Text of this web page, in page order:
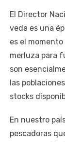
El Director
veda es una
es el
merluza para
son
las
stocks
En nuestro
pescadoras